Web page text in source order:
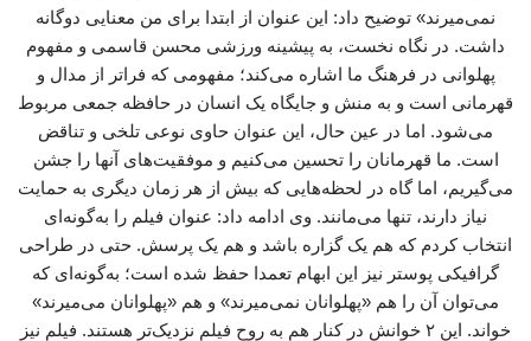
نمی‌میرند» توضیح داد: این عنوان از ابتدا برای من معنایی دوگانه
داشت. در نگاه نخست، به پیشینه ورزشی محسن قاسمی و مفهوم
پهلوانی در فرهنگ ما اشاره می‌کند؛ مفهومی که فراتر از مدال و
قهرمانی است و به منش و جایگاه یک انسان در حافظه جمعی مربوط
می‌شود. اما در عین حال، این عنوان حاوی نوعی تلخی و تناقض
است. ما قهرمانان را تحسین می‌کنیم و موفقیت‌های آنها را جشن
می‌گیریم، اما گاه در لحظه‌هایی که بیش از هر زمان دیگری به حمایت
نیاز دارند، تنها می‌مانند. وی ادامه داد: عنوان فیلم را به‌گونه‌ای
انتخاب کردم که هم یک گزاره باشد و هم یک پرسش. حتی در طراحی
گرافیکی پوستر نیز این ابهام تعمدا حفظ شده است؛ به‌گونه‌ای که
می‌توان آن را هم «پهلوانان نمی‌میرند» و هم «پهلوانان می‌میرند»
خواند. این ۲ خوانش در کنار هم به روح فیلم نزدیک‌تر هستند. فیلم نیز